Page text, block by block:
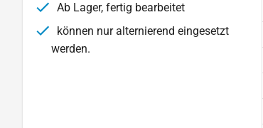
Ab Lager, fertig bearbeitet
können nur alternierend eingesetzt
werden.